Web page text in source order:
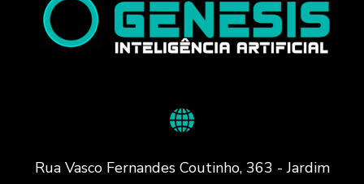
Rua Vasco Fernandes Coutinho, 363 - Jardim